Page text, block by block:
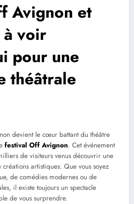
Avignon et
à voir
pour une
théâtrale
devient le cœur battant du théâtre
festival Off Avignon. Cet événement
de visiteurs venus découvrir une
artistiques. Que vous soyez
de comédies modernes ou de
il existe toujours un spectacle
de vous surprendre.